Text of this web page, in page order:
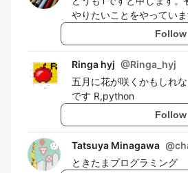
やりたいことをやっていま
Follow
Ringa hyj @Ringa_hyj
五月に花が咲くかもしれ
です R,python
Follow
Tatsuya Minagawa @
ときたまプログラミング